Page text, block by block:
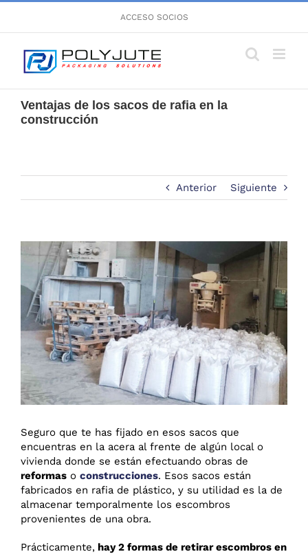
Saltar
contenido
ACCESO SOCIOS
Ventajas de los sacos de rafia en la
construcción
Anterior Siguiente
imagen
más
grande
Seguro que te has fijado en esos sacos que
encuentras en la acera al frente de algún local o
vivienda donde se están efectuando obras de
reformas o construcciones. Esos sacos están
fabricados en rafia de plástico, y su utilidad es la de
almacenar temporalmente los escombros
provenientes de una obra.
Prácticamente, hay 2 formas de retirar escombros en